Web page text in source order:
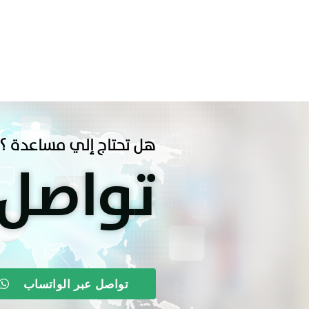
هل تحتاج إلي مساعدة ؟
تواصل عبر الواتساب